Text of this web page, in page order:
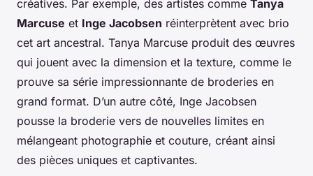
créatives. Par exemple, des artistes comme Tanya
Marcuse et Inge Jacobsen réinterprètent avec brio
cet art ancestral. Tanya Marcuse produit des œuvres
qui jouent avec la dimension et la texture, comme le
prouve sa série impressionnante de broderies en
grand format. D’un autre côté, Inge Jacobsen
pousse la broderie vers de nouvelles limites en
mélangeant photographie et couture, créant ainsi
des pièces uniques et captivantes.